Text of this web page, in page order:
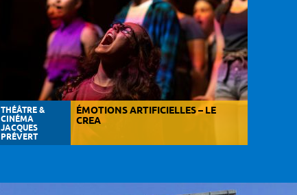
THÉÂTRE &
CINÉMA
JACQUES
PRÉVERT
ÉMOTIONS ARTIFICIELLES – LE
CREA